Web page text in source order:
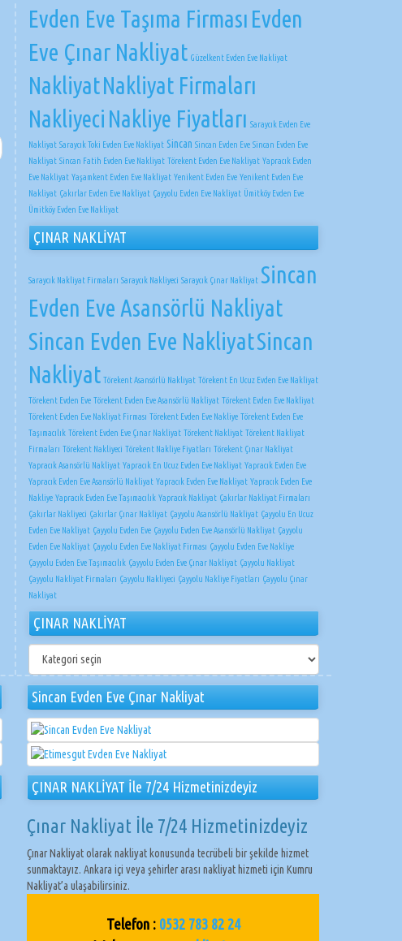
Evden Eve Taşıma Firması Evden
Eve Çınar Nakliyat Güzelkent Evden Eve Nakliyat
NakliyatNakliyat Firmaları
Nakliyeci Nakliye Fiyatları Saraycık Evden Eve
Nakliyat Saraycık Toki Evden Eve Nakliyat Sincan Sincan Evden Eve Sincan Evden Eve
Nakliyat Sincan Fatih Evden Eve Nakliyat Törekent Evden Eve Nakliyat Yapracık Evden
Eve Nakliyat Yaşamkent Evden Eve Nakliyat Yenikent Evden Eve Yenikent Evden Eve
Nakliyat Çakırlar Evden Eve Nakliyat Çayyolu Evden Eve Nakliyat Ümitköy Evden Eve
Ümitköy Evden Eve Nakliyat
ÇINAR NAKLİYAT
Saraycık Nakliyat Firmaları Saraycık Nakliyeci Saraycık Çınar Nakliyat Sincan
Evden Eve Asansörlü Nakliyat
Sincan Evden Eve NakliyatSincan
Nakliyat Törekent Asansörlü Nakliyat Törekent En Ucuz Evden Eve Nakliyat
Törekent Evden Eve Törekent Evden Eve Asansörlü Nakliyat Törekent Evden Eve Nakliyat
Törekent Evden Eve Nakliyat Firması Törekent Evden Eve Nakliye Törekent Evden Eve
Taşımacılık Törekent Evden Eve Çınar Nakliyat Törekent Nakliyat Törekent Nakliyat
Firmaları Törekent Nakliyeci Törekent Nakliye Fiyatları Törekent Çınar Nakliyat
Yapracık Asansörlü Nakliyat Yapracık En Ucuz Evden Eve Nakliyat Yapracık Evden Eve
Yapracık Evden Eve Asansörlü Nakliyat Yapracık Evden Eve Nakliyat Yapracık Evden Eve
Nakliye Yapracık Evden Eve Taşımacılık Yapracık Nakliyat Çakırlar Nakliyat Firmaları
Çakırlar Nakliyeci Çakırlar Çınar Nakliyat Çayyolu Asansörlü Nakliyat Çayyolu En Ucuz
Evden Eve Nakliyat Çayyolu Evden Eve Çayyolu Evden Eve Asansörlü Nakliyat Çayyolu
Evden Eve Nakliyat Çayyolu Evden Eve Nakliyat Firması Çayyolu Evden Eve Nakliye
Çayyolu Evden Eve Taşımacılık Çayyolu Evden Eve Çınar Nakliyat Çayyolu Nakliyat
Çayyolu Nakliyat Firmaları Çayyolu Nakliyeci Çayyolu Nakliye Fiyatları Çayyolu Çınar
Nakliyat
ÇINAR NAKLİYAT
NAKLİYAT
Sincan Evden Eve Çınar Nakliyat
ÇINAR NAKLİYAT İle 7/24 Hizmetinizdeyiz
Çınar Nakliyat İle 7/24 Hizmetinizdeyiz
Çınar Nakliyat olarak nakliyat konusunda tecrübeli bir şekilde hizmet
sunmaktayız. Ankara içi veya şehirler arası nakliyat hizmeti için Kumru
Nakliyat’a ulaşabilirsiniz.
Telefon : 0532 783 82 24